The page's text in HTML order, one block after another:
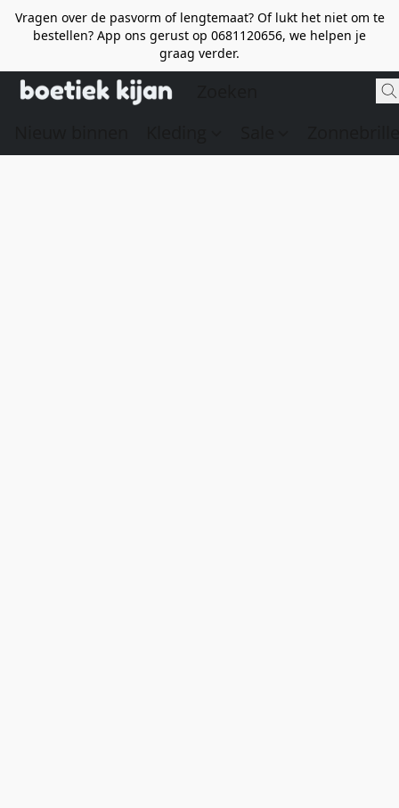
Vragen over de pasvorm of lengtemaat? Of lukt het niet om te
bestellen? App ons gerust op 0681120656, we helpen je
graag verder.